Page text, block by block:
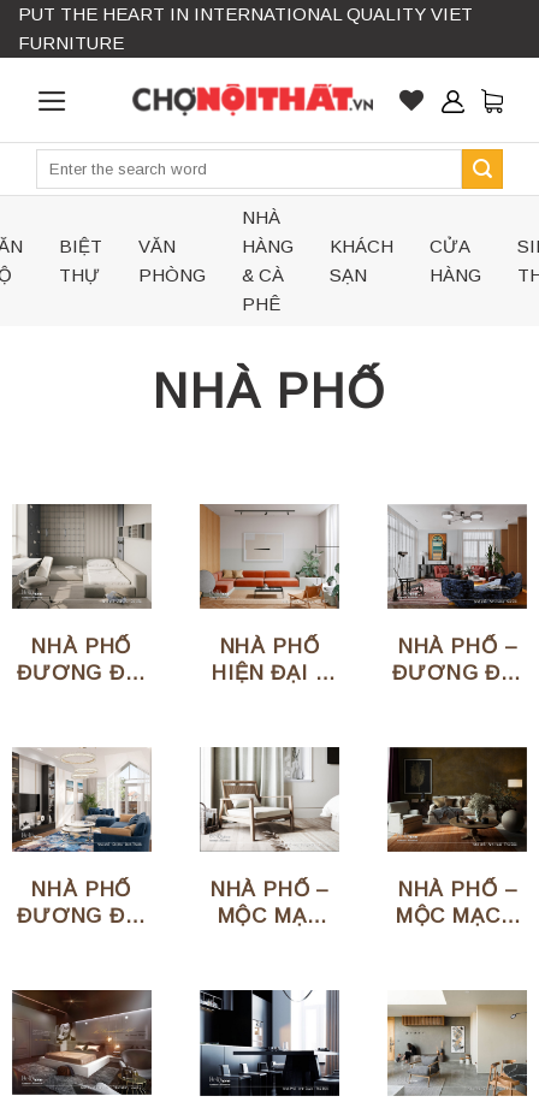
Skip
PUT THE HEART IN INTERNATIONAL QUALITY VIET
FURNITURE
Search
BIỆT
THỰ
VĂN
PHÒNG
NHÀ
HÀNG
& CÀ
PHÊ
KHÁCH
SẠN
CỬA
HÀNG
NHÀ PHỐ
NHÀ PHỐ
ĐƯƠNG ĐẠI
NHÀ PHỐ
ĐƯƠNG ĐẠI
NHÀ PHỐ
HIỆN ĐẠI –
NHÀ PHỐ –
MỘC MẠC
NHÀ PHỐ –
ĐƯƠNG ĐẠI
NHÀ PHỐ –
MỘC MẠC –